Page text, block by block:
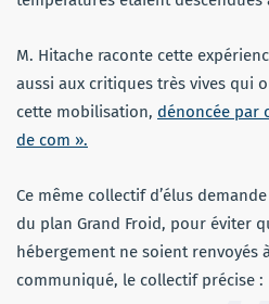
M. Hitache raconte cette
aussi aux critiques très vives qui
cette mobilisation, dénoncée par
de com ».
Ce même collectif d’élus
du plan Grand Froid, pour éviter
hébergement ne soient renvoyés
communiqué, le collectif précise :